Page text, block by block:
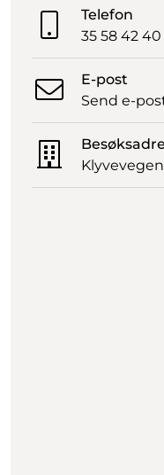
Telefon
35 58 42 40
E-post
Send e-
Klyvevegen